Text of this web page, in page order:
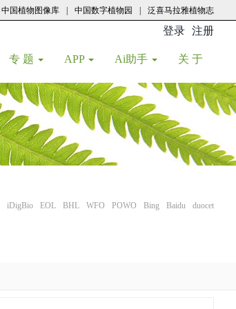
中国植物图像库 中国数字植物园 泛喜马拉雅植物志
登录 注册
专 题 APP Ai助手 关 于
iDigBio EOL BHL WFO POWO Bing Baidu duocet